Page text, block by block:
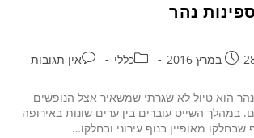
נהר
2016 כללי אין תגובות
נהר הוא טיול לא שגרתי שמשאיר אצל הנופשים
במהלך השייט עוברים בין ערים שונות באירופה
מאופיין בנוף עירוני ובחלקו…